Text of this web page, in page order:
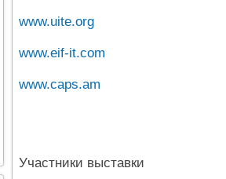
www.uite.org
www.eif-it.com
www.caps.am
Участники выставки